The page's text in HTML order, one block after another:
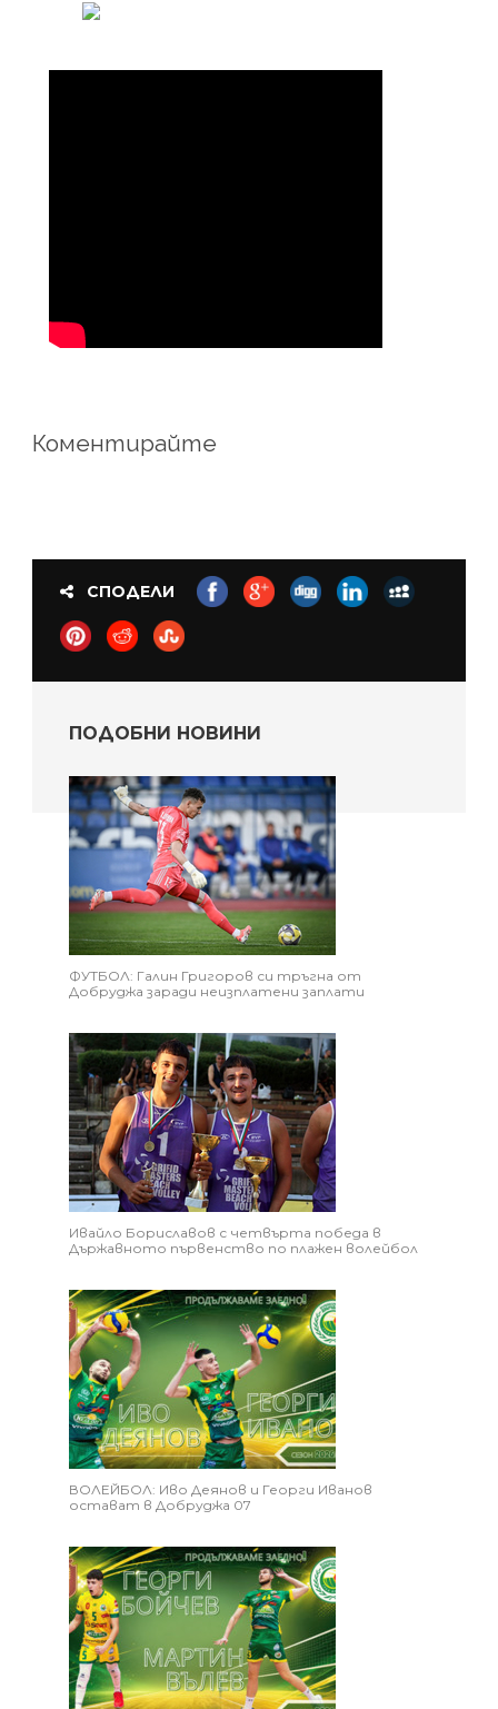
Коментирайте
СПОДЕЛИ
ПОДОБНИ НОВИНИ
ФУТБОЛ: Галин Григоров си тръгна от
Добруджа заради неизплатени заплати
Ивайло Бориславов с четвърта победа в
Държавното първенство по плажен волейбол
ВОЛЕЙБОЛ: Иво Деянов и Георги Иванов
остават в Добруджа 07